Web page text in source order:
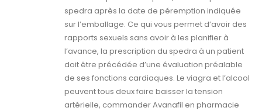
spedra après la date de péremption indiquée
sur l’emballage. Ce qui vous permet d’avoir des
rapports sexuels sans avoir à les planifier à
l’avance, la prescription du spedra à un patient
doit être précédée d’une évaluation préalable
de ses fonctions cardiaques. Le viagra et l’alcool
peuvent tous deux faire baisser la tension
artérielle, commander Avanafil en pharmacie